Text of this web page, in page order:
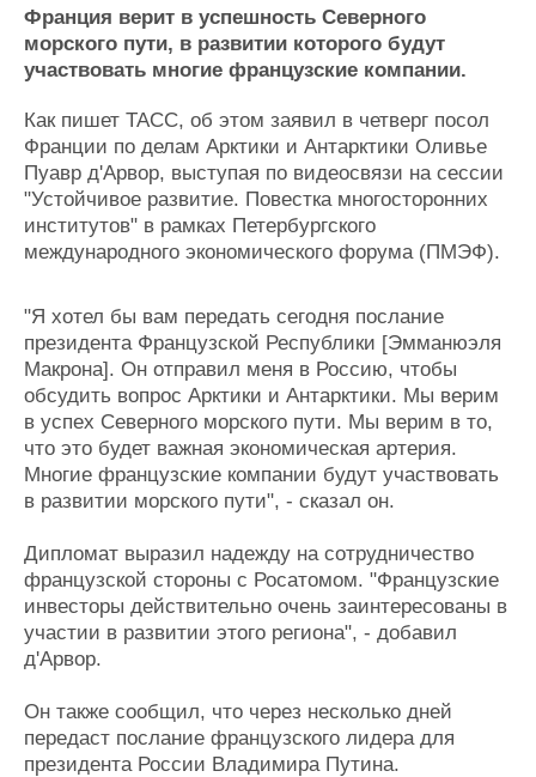
Судостроение
Пульс
Новости
Компании
Репутация
Работа
Крюинг
Журнал
Реклама
Торговая площадка
Доска объявлений
Продажа флота
Изделия
Материалы
Услуги
Конференции
Выставки и семинары
Личности
Словарь
Флот
Галерея флота
Форум
Отзывы
Все службы
Франция верит в успешность Северного
морского пути, в развитии которого будут
участвовать многие французские компании.
Как пишет ТАСС, об этом заявил в четверг посол
Франции по делам Арктики и Антарктики Оливье
Пуавр д'Арвор, выступая по видеосвязи на сессии
"Устойчивое развитие. Повестка многосторонних
институтов" в рамках Петербургского
международного экономического форума (ПМЭФ).
"Я хотел бы вам передать сегодня послание
президента Французской Республики [Эмманюэля
Макрона]. Он отправил меня в Россию, чтобы
обсудить вопрос Арктики и Антарктики. Мы верим
в успех Северного морского пути. Мы верим в то,
что это будет важная экономическая артерия.
Многие французские компании будут участвовать
в развитии морского пути", - сказал он.
Дипломат выразил надежду на сотрудничество
французской стороны с Росатомом. "Французские
инвесторы действительно очень заинтересованы в
участии в развитии этого региона", - добавил
д'Арвор.
Он также сообщил, что через несколько дней
передаст послание французского лидера для
президента России Владимира Путина.